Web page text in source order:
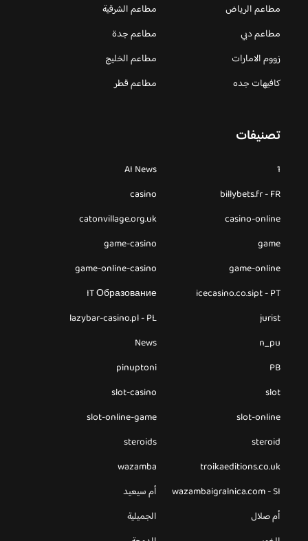
مطاعم الرياض
مطاعم الشرقية
مطاعم دبي
مطاعم جدة
زووم الامارات
مطاعم الخليج
كافيهات جده
مطاعم قطر
تصنيفات
1
AI News
billybets.fr - FR
casino
casino-online
catonvillage.org.uk
game
game-casino
game-online
game-online-casino
icecasino.co.sipt - PT
IT Образование
jurist
lazybar-casino.pl - PL
n_pu
News
PB
pinuptoni
slot
slot-casino
slot-online
slot-online-game
steroid
steroids
troikaeditions.co.uk
wazamba
wazambaigralnica.com - SI
أم سيعيد
أم صلال
الجميلية